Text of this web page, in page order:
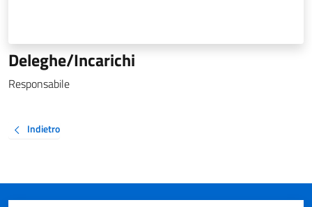
Deleghe/Incarichi
Responsabile
Indietro